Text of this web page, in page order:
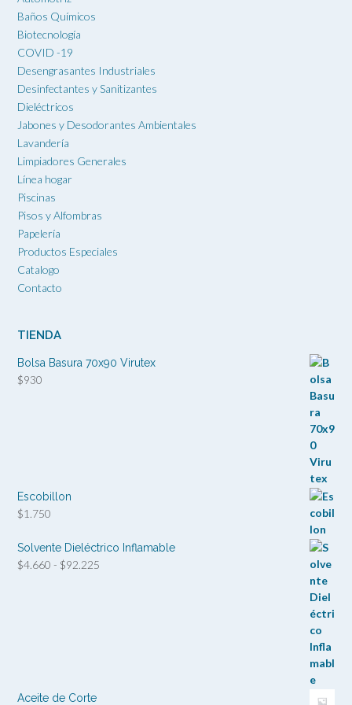
Baños Químicos
Biotecnología
COVID -19
Desengrasantes Industriales
Desinfectantes y Sanitizantes
Dieléctricos
Jabones y Desodorantes Ambientales
Lavandería
Limpiadores Generales
Línea hogar
Piscinas
Pisos y Alfombras
Papelería
Productos Especiales
Catalogo
Contacto
TIENDA
Bolsa Basura 70x90 Virutex
$930
Escobillon
$1.750
Solvente Dieléctrico Inflamable
$4.660 - $92.225
Aceite de Corte